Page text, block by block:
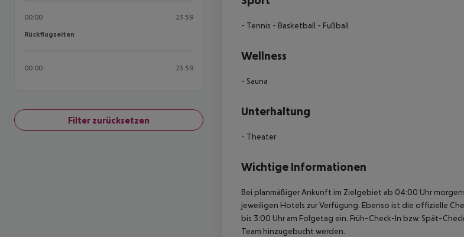
00:00 23:59
Rückflugzeiten
Rückflugzeiten
00:00 23:59
Filter zurücksetzen
- Tennis - Basketball - Fußball
Wellness
- Sauna
Unterhaltung
- Theater
Wichtige Informationen
Bei planmäßiger Ankunft im Zielgebiet ab 04:00 Uhr
jeweiligen Hotels zur Verfügung. Ebenso ist die offizielle
bis 3:00 Uhr am Folgetag ein. Früh-Check-In bzw. Spät-
Team hinzugebucht werden.